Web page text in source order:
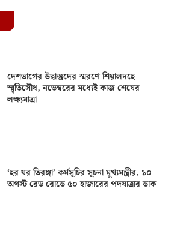
দেশভাগের উদ্বাস্তুদের স্মরণে শিয়ালদহে
স্মৃতিসৌধ, নভেম্বরের মধ্যেই কাজ শেষের
লক্ষ্যমাত্রা
‘হর ঘর তিরঙ্গা’ কর্মসূচির সূচনা মুখ্যমন্ত্রীর, ১০
অগস্ট রেড রোডে ৫০ হাজারের পদযাত্রার ডাক